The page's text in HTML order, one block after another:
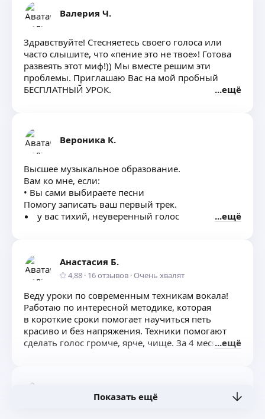
Валерия Ч.
Здравствуйте! Стесняетесь своего голоса или
часто слышите, что «пение это не твое»! Готова
развеять этот миф!)) Мы вместе решим эти
проблемы. Приглашаю Вас на мой пробный
БЕСПЛАТНЫЙ УРОК.
Подбор репертуара
Постановка дикции
ещё
Вероника К.
Высшее музыкальное образование.
Вам ко мне, если:
• Вы сами выбираете песни
Помогу записать ваш первый трек.
у вас тихий, неуверенный голос
но и чувственность.
️Я раскрою уникальность Вашего голоса!
ещё
Анастасия Б.
4,88 · 16отзывов · Очень хвалят
Веду уроки по современным техникам вокала!
Работаю по интересной методике, которая
в короткие сроки помогает научиться петь
красиво и без напряжения. Техники помогают
сделать голос громче, ярче, чище. За 4 месяца
Бережная забота о своем голосе начинается
ещё
отзывов
Показать ещё